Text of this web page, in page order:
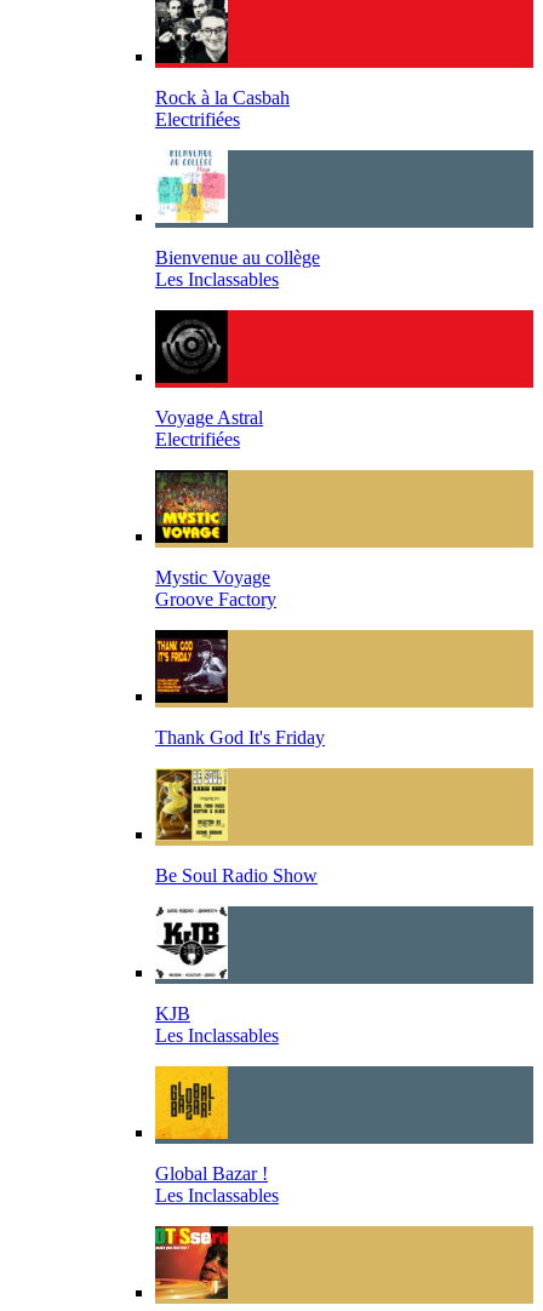
Rock à la Casbah
Electrifiées
Bienvenue au collège
Les Inclassables
Voyage Astral
Electrifiées
Mystic Voyage
Groove Factory
Thank God It's Friday
Be Soul Radio Show
KJB
Les Inclassables
Global Bazar !
Les Inclassables